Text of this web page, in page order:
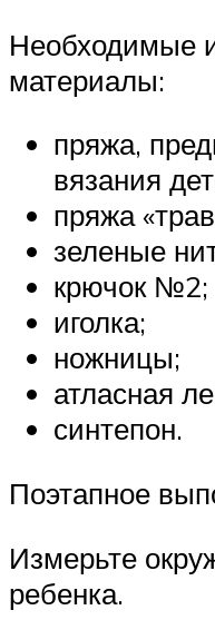
Необходимые
материалы:
пряжа,
вязания
пряжа
зеленые
крючок №2;
иголка;
ножницы;
атласная
синтепон.
Поэтапное
Измерьте
ребенка.